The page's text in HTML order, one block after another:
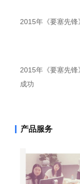
2015年《要塞先
2015年《要塞先
成功
产品服务